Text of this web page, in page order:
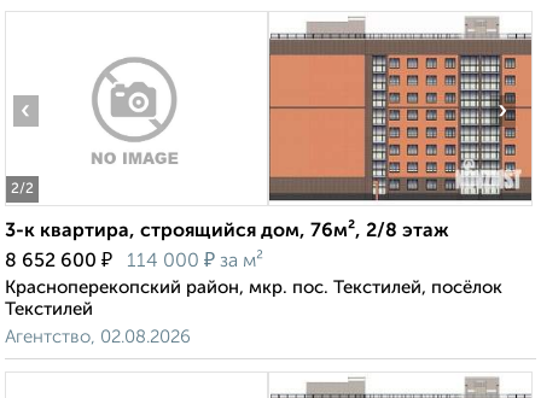
2/2
‹ ›
3-к квартира, строящийся дом, 76м², 2/8 этаж
8 652 600 ₽ 114 000 ₽ за м²
Красноперекопский район, мкр. пос. Текстилей, посёлок
Текстилей
Агентство, 02.08.2026